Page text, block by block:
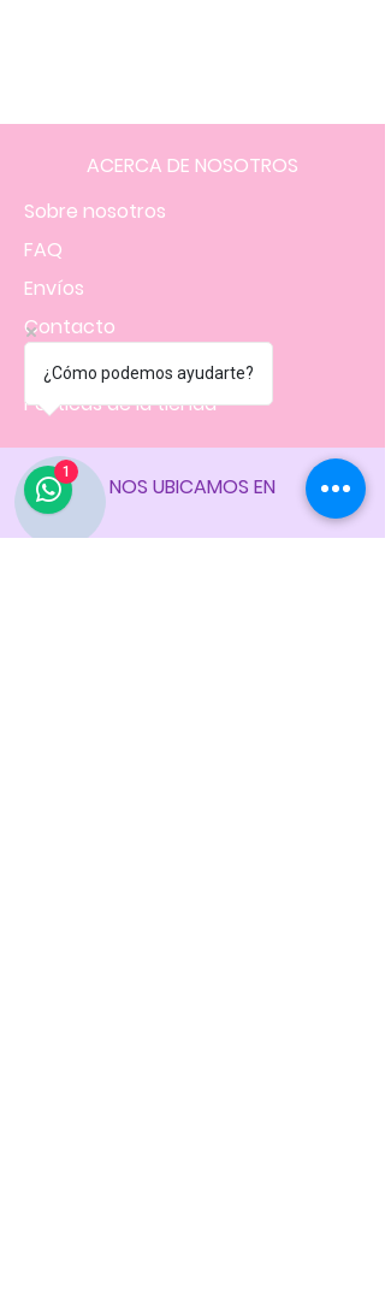
ACERCA DE NOSOTROS
Sobre nosotros
FAQ
Envíos
Contacto
Facturación
Políticasde la tienda
NOS UBICAMOS EN
¿Cómo podemos ayudarte?
1